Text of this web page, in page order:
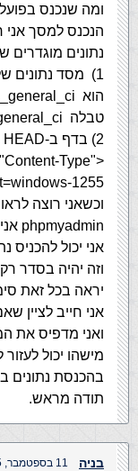
ומה שנכנס
הנכנס למסך אני
נתונים מוגדרים
טבלה hebrew_general_ci
2) בדף ב-HEAD קידוד
Type"
1255">
וכשאני רוצה
phpmyadmin אני רואה אותם בסימני שאלה גם.
יראה בכל זאת
אני חייב לציין
ואני מדפיס את
מישהו יכול
בהכנסת נתונים
תודה מראש.
בניה 11 בספטמבר, 2005 בשעה 11:22 am